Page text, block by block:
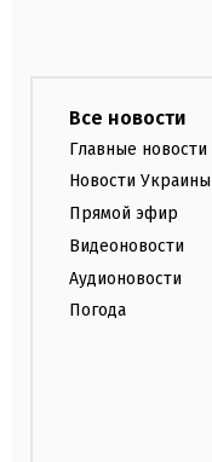
Все новости
Главные новости
Новости Украины
Прямой эфир
Видеоновости
Аудионовости
Погода